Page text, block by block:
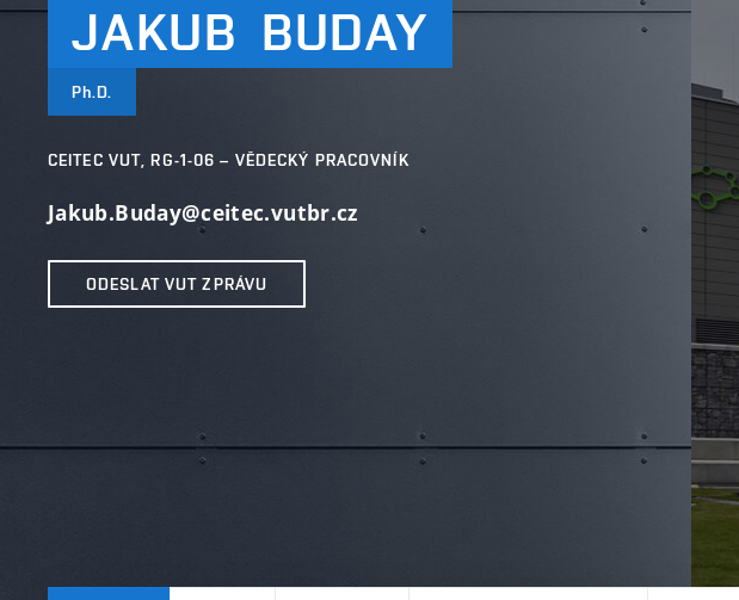
JAKUB BUDAY
Ph.D.
CEITEC VUT, RG-1-06 – VĚDECKÝ PRACOVNÍK
Jakub.Buday@ceitec.vutbr.cz
ODESLAT VUT ZPRÁVU